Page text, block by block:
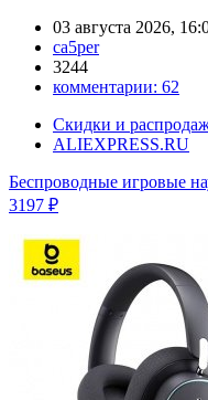
03 августа 2026,
ca5per
3244
комментарии: 62
Скидки и
ALIEXPRESS.RU
Беспроводные игровые
3197 ₽